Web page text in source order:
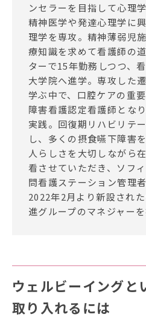
ンセラーを目指して心理
精神医学や発達心理学に
理学を専攻。精神薄弱児
療知識を求めて看護師の
ターで15年勤務しつつ、
大学院へ進学。専攻した
学ぶ中で、口腔ケアの重
障害看護認定看護師とな
実践。回復期リハビリテ
し、多くの摂食嚥下障害
人らしさを大切しながら
看させていただき、ソフ
問看護ステーション管理
2022年2月より新設され
進グループのマネジャーを
ウェルビーイングと
取り入れるには